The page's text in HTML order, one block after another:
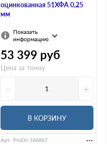
оцинкованная 51ХФА 0,25
мм
Показать
информацию
53 399 руб
Цена за тонну
- +
В КОРЗИНУ
Арт. ProOc-186867